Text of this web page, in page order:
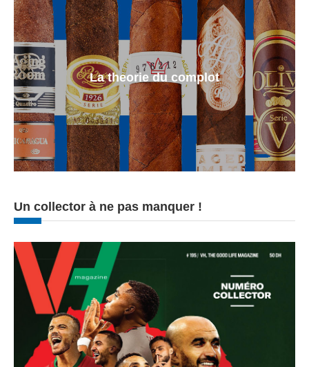
La theorie du complot
Un collector à ne pas manquer !